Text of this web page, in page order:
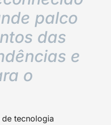
palco
das
e
o
tecnologia